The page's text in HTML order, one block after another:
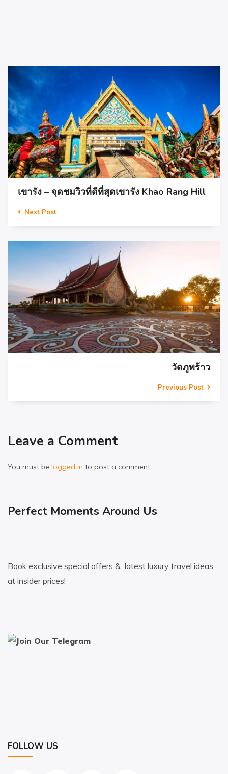
เขารัง – จุดชมวิวที่ดีที่สุดเขารัง Khao Rang Hill
Next Post
วัดภูพร้าว
Previous Post
Leave a Comment
You must be logged in to post a comment.
Perfect Moments Around Us
Book exclusive special offers & latest luxury travel ideas
at insider prices!
FOLLOW US